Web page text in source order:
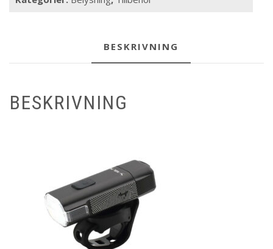
BESKRIVNING
BESKRIVNING